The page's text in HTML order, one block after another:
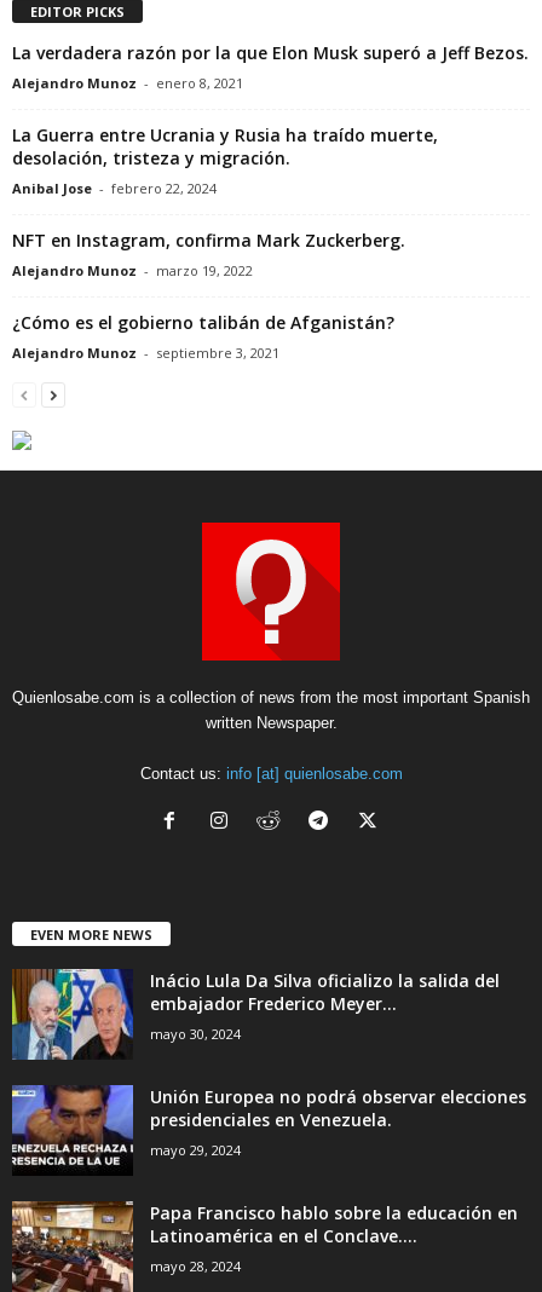
EDITOR PICKS
La verdadera razón por la que Elon Musk superó a Jeff Bezos.
Alejandro Munoz - enero 8, 2021
La Guerra entre Ucrania y Rusia ha traído muerte,
desolación, tristeza y migración.
Anibal Jose - febrero 22, 2024
NFT en Instagram, confirma Mark Zuckerberg.
Alejandro Munoz - marzo 19, 2022
¿Cómo es el gobierno talibán de Afganistán?
Alejandro Munoz - septiembre 3, 2021
Quienlosabe.com is a collection of news from the most important Spanish
written Newspaper.
Contact us: info [at] quienlosabe.com
EVEN MORE NEWS
Inácio Lula Da Silva oficializo la salida del
embajador Frederico Meyer...
mayo 30, 2024
Unión Europea no podrá observar elecciones
presidenciales en Venezuela.
mayo 29, 2024
Papa Francisco hablo sobre la educación en
Latinoamérica en el Conclave....
mayo 28, 2024